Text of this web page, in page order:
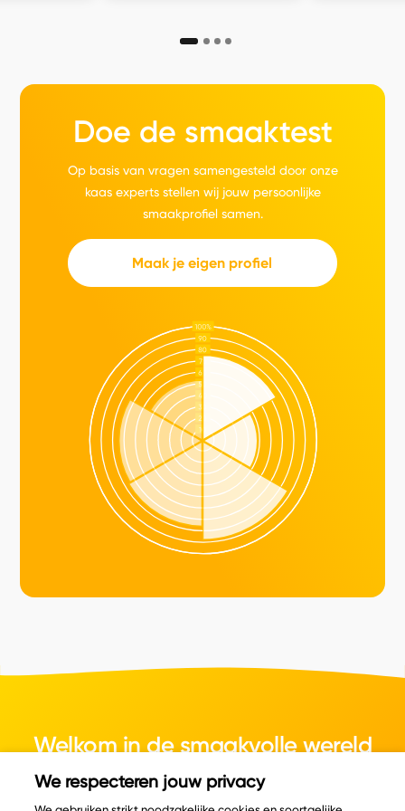
Doe de smaaktest
Op basis van vragen samengesteld door onze
kaas experts stellen wij jouw persoonlijke
smaakprofiel samen.
Maak je eigen profiel
Welkom in de smaakvolle wereld
van kaas.
We respecteren jouw privacy